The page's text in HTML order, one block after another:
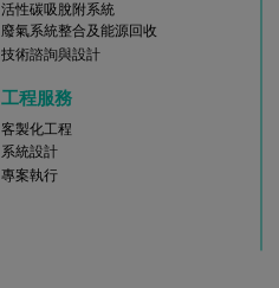
活性碳吸脫附系統
廢氣系統整合及能源回收
技術諮詢與設計
​工程服務
客製化工程
系統設計
專案執行